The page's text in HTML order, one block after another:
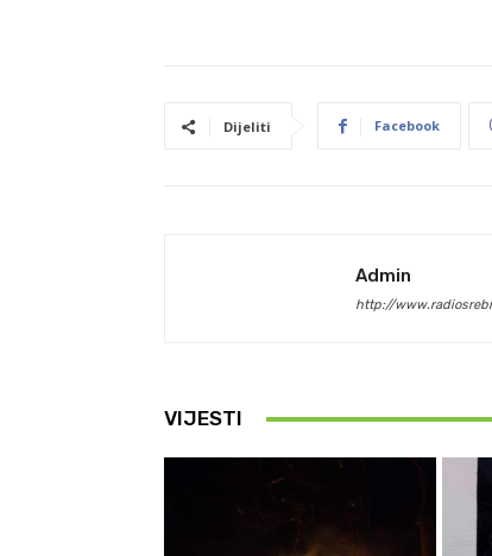
Dijeliti Facebook
Admin
http://
VIJESTI